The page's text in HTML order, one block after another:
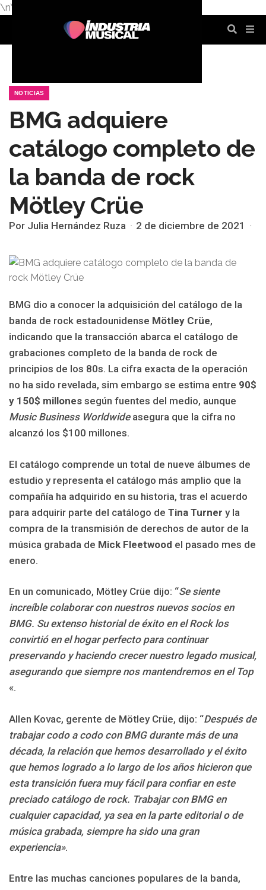
\n\n
NOTICIAS
BMG adquiere
catálogo completo de
la banda de rock
Mötley Crüe
Por Julia Hernández Ruza 2 de diciembre de 2021
BMG dio a conocer la adquisición del catálogo de la
banda de rock estadounidense Mötley Crüe,
indicando que la transacción abarca el catálogo de
grabaciones completo de la banda de rock de
principios de los 80s. La cifra exacta de la operación
no ha sido revelada, sim embargo se estima entre 90$
y 150$ millones según fuentes del medio, aunque
Music Business Worldwideasegura que la cifra no
alcanzó los $100 millones.
El catálogo comprende un total de nueve álbumes de
estudio y representa el catálogo más amplio que la
compañía ha adquirido en su historia, tras el acuerdo
para adquirir parte del catálogo de Tina Turner y la
compra de la transmisión de derechos de autor de la
música grabada de Mick Fleetwood el pasado mes de
enero.
En un comunicado, Mötley Crüe dijo: “Se siente
increíble colaborar con nuestros nuevos socios en
BMG. Su extenso historial de éxito en el Rock los
convirtió en el hogar perfecto para continuar
preservando y haciendo crecer nuestro legado musical,
asegurando que siempre nos mantendremos en el Top
«.
Allen Kovac, gerente de Mötley Crüe, dijo: “Después de
trabajar codo a codo con BMG durante más de una
década, la relación que hemos desarrollado y el éxito
que hemos logrado a lo largo de los años hicieron que
esta transición fuera muy fácil para confiar en este
preciado catálogo de rock. Trabajar con BMG en
cualquier capacidad, ya sea en la parte editorial o de
música grabada, siempre ha sido una gran
experiencia».
Entre las muchas canciones populares de la banda,